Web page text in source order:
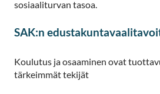
sosiaaliturvan tasoa.
SAK:n
Koulutus ja osaaminen ovat
tärkeimmät tekijät